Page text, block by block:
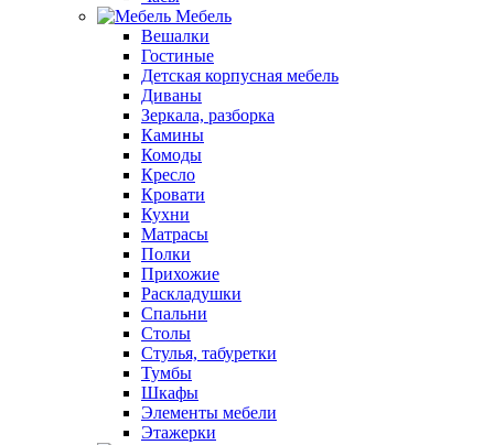
Мебель
Вешалки
Гостиные
Детская корпусная мебель
Диваны
Зеркала, разборка
Камины
Комоды
Кресло
Кровати
Кухни
Матрасы
Полки
Прихожие
Раскладушки
Спальни
Столы
Стулья, табуретки
Тумбы
Шкафы
Элементы мебели
Этажерки